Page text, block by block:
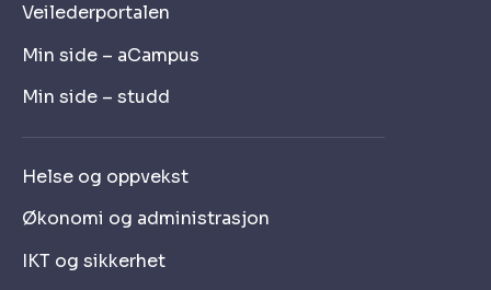
Veilederportalen
Min side – aCampus
Min side – studd
Helse og oppvekst
Økonomi og administrasjon
IKT og sikkerhet